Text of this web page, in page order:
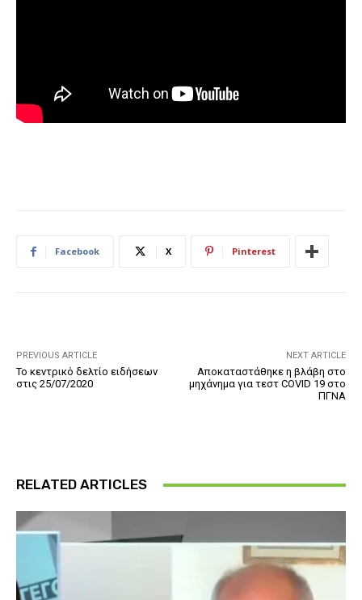
Facebook X Pinterest
PREVIOUS ARTICLE
Το κεντρικό δελτίο ειδήσεων
στις 25/07/2020
NEXT ARTICLE
Αποκαταστάθηκε η βλάβη στο
μηχάνημα για τεστ COVID 19 στο
ΠΓΝΑ
RELATED ARTICLES